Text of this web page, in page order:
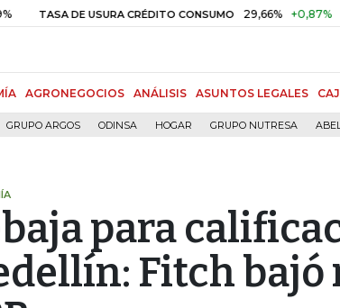
TASA DE USURA CRÉDITO CONSUMO 29,66% +0,87%
AGRONEGOCIOS ANÁLISIS ASUNTOS LEGALES
GRUPO ARGOS ODINSA HOGAR GRUPO NUTRESA
para
Fitch bajó